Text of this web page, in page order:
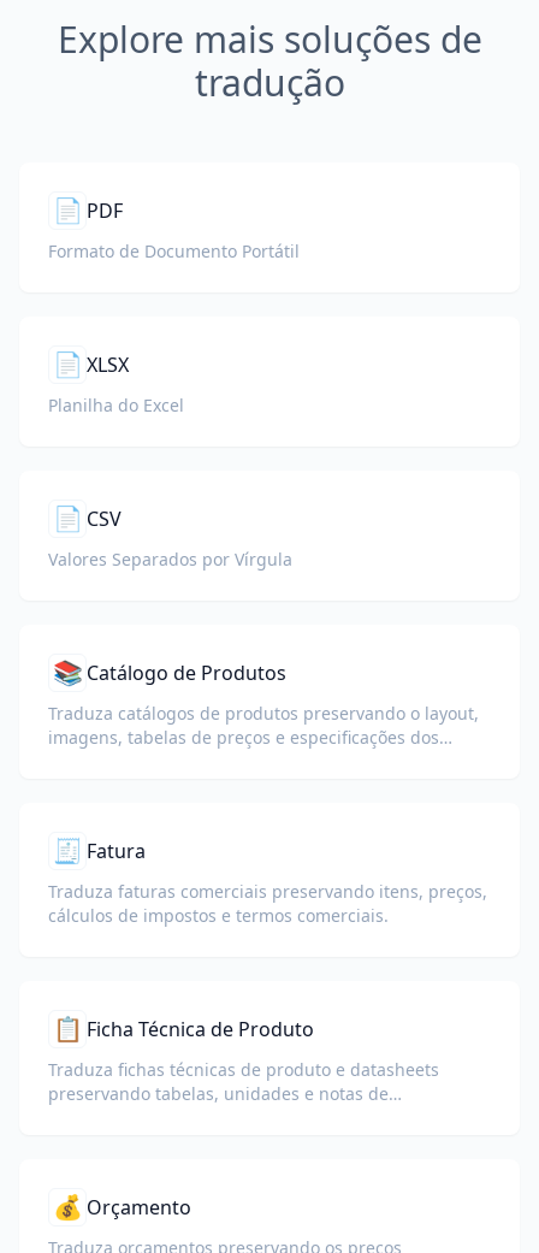
Explore mais soluções de
tradução
📄 PDF
Formato de Documento Portátil
📄 XLSX
Planilha do Excel
📄 CSV
Valores Separados por Vírgula
📚 Catálogo de Produtos
Traduza catálogos de produtos preservando o layout,
imagens, tabelas de preços e especificações dos
🧾 Fatura
Traduza faturas comerciais preservando itens, preços,
cálculos de impostos e termos comerciais.
📋 Ficha Técnica de Produto
Traduza fichas técnicas de produto e datasheets
preservando tabelas, unidades e notas de
💰 Orçamento
Traduza orçamentos preservando os preços